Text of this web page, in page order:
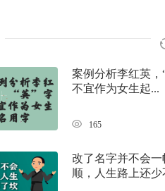
案例分析李红英，
不宜作为女生起...
165
改了名字并不会一
顺，人生路上还少